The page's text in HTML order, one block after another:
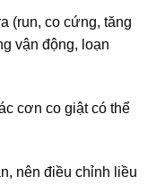
(run, co cứng, tăng
vận động, loạn
cơn co giật có thể
nên điều chỉnh liều